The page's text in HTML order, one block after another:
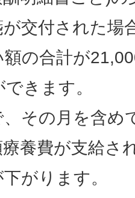
交付された場
の合計が
きます。
、その月を含め
療養費が支給さ
がります。